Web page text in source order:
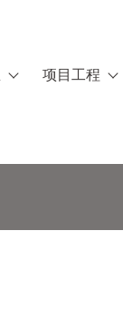
项目工程